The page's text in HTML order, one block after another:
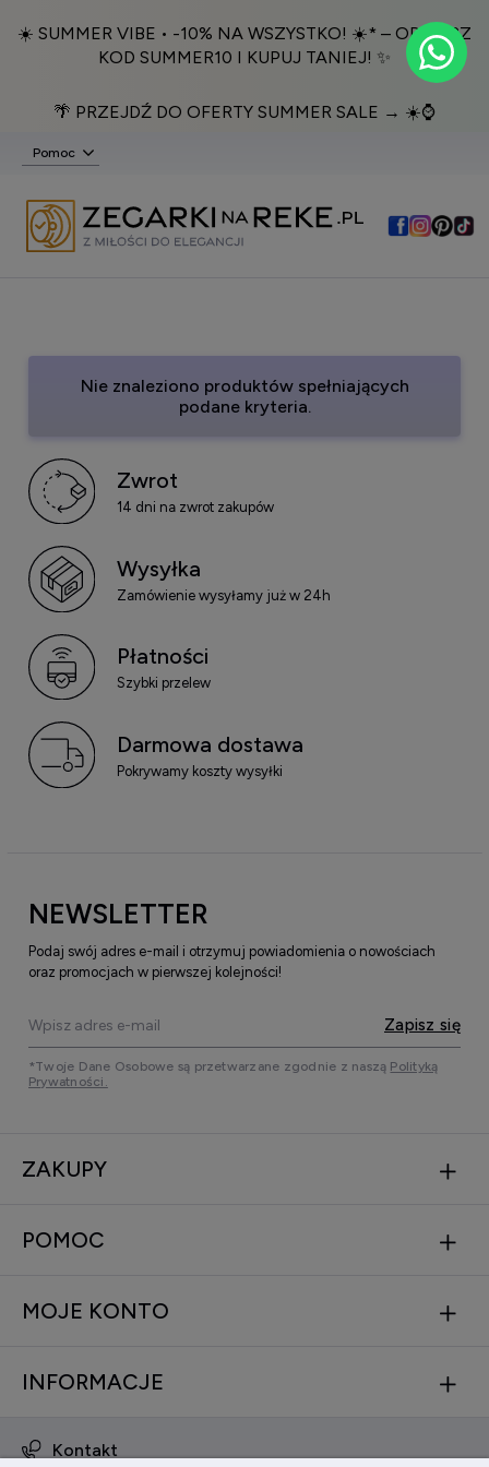
☀️ SUMMER VIBE • -10% NA WSZYSTKO! ☀️* – ODBIERZ
KOD SUMMER10 I KUPUJ TANIEJ! ✨
🌴 PRZEJDŹ DO OFERTY SUMMER SALE → ☀️⌚️
Pomoc
Nie znaleziono produktów spełniających
podane kryteria.
Zwrot
14 dni na zwrot zakupów
Wysyłka
Zamówienie wysyłamy już w 24h
Płatności
Szybki przelew
Darmowa dostawa
Pokrywamy koszty wysyłki
NEWSLETTER
Podaj swój adres e-mail i otrzymuj powiadomienia o nowościach
oraz promocjach w pierwszej kolejności!
Zapisz się
*Twoje Dane Osobowe są przetwarzane zgodnie z naszą Polityką
Prywatności.
ZAKUPY
POMOC
MOJE KONTO
INFORMACJE
Kontakt